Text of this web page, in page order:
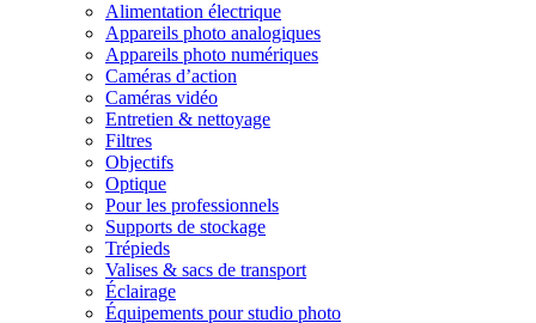
Alimentation électrique
Appareils photo analogiques
Appareils photo numériques
Caméras d’action
Caméras vidéo
Entretien & nettoyage
Filtres
Objectifs
Optique
Pour les professionnels
Supports de stockage
Trépieds
Valises & sacs de transport
Éclairage
Équipements pour studio photo